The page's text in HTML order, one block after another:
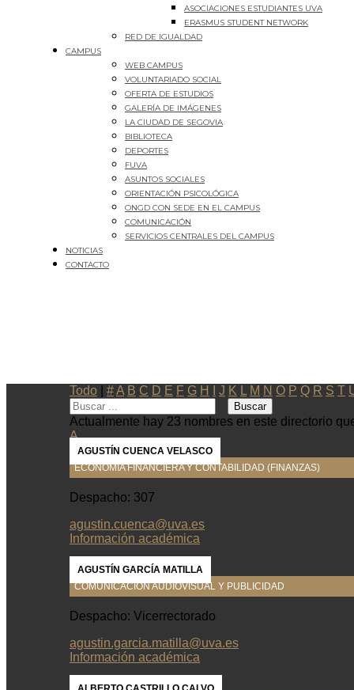
ASOCIACIONES ESTUDIANTES UVA
ERASMUS STUDENT NETWORK
RED DE IGUALDAD
CAMPUS
WEB CAMPUS
VOLUNTARIADO SOCIAL
OFERTA DE ESTUDIOS
GALERÍA DE IMÁGENES
LA CIUDAD DE SEGOVIA
BIBLIOTECA
DEPORTES
FUVA
ASUNTOS SOCIALES
ORIENTACIÓN PSICOLÓGICA
ONGD CON SEDE EN EL CAMPUS
COMUNICACIÓN
SERVICIOS CENTRALES DEL CAMPUS
NOTICIAS
CONTACTO
Todo #A B C D E F G H J K L M N O P Q R S T
Actualmente hay 23 nombres en este directorio
A
AGUSTÍN CUENCA VELASCO
ECONOMÍA FINANCIERA Y CONTABILIDAD (FINANZAS)
Despacho: 307
agustin.cuenca@uva.es
Información académica
AGUSTÍN GARCÍA MATILLA
COMUNICACIÓN AUDIOVISUAL Y PUBLICIDAD
Despacho: Vicerrectorado
agustin.garcia.matilla@uva.es
Información académica